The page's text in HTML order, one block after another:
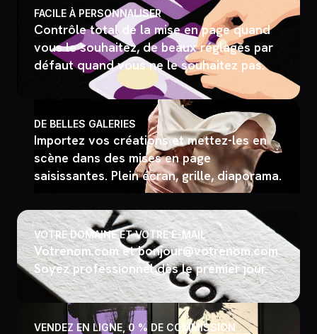
FACILE À PERSONNALISER
Contrôle total de la mise en page quand
vous le souhaitez, de beaux réglages par
défaut quand vous ne le souhaitez pas.
DE BELLES GALERIES
Importez vos créations et mettez-les en
scène dans des mises en page
saisissantes. Plein écran, grille, diaporama.
VOTRE DOMAINE ET VOTRE E-MAIL
Votrenom.com et bonjour@votrenom.com.
Soyez professionnel dès le premier jour.
VENDEZ EN LIGNE, 0 % DE COMMISSION